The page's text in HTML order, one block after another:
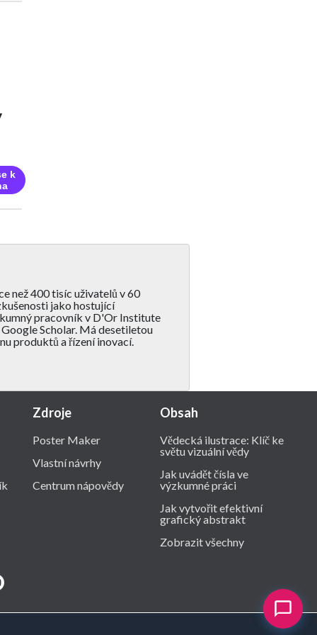
k
než 400 tisíc uživatelů v 60
jako hostující
pracovník v D'Or Institute
Scholar. Má desetiletou
produktů a řízení inovací.
Zdroje
Poster Maker
Vlastní návrhy
Centrum nápovědy
Obsah
Vědecká ilustrace: Klíč ke
světu vizuální vědy
Jak uvádět čísla ve
výzkumné práci
Jak vytvořit efektivní
grafický abstrakt
Zobrazit všechny